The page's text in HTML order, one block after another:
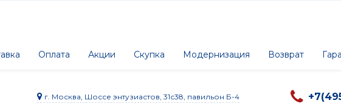
Оплата Акции Скупка Модернизация Возврат
г. Москва, Шоссе энтузиастов, 31с38, павильон Б-4